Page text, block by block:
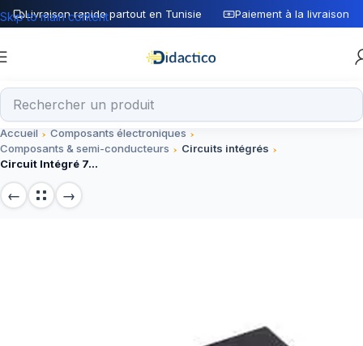
Livraison rapide partout en Tunisie Paiement à la livraison
Skip to main content
Accueil
Composants électroniques
Composants & semi-conducteurs
Circuits intégrés
Circuit Intégré 74922 IC – Composant Électronique pour Projets Numériques